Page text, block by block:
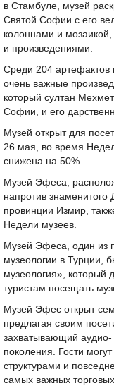
в Стамбуле, музей
Святой Софии с его
колоннами и
и произведениями.
Среди 204 артефактов
очень важные
который султан
Софии, и его
Музей открыт для
26 мая, во время
снижена на 50%.
Музей Эфеса,
напротив знаменитого
провинции Измир,
Недели музеев.
Музей Эфеса, один из
музеологии в Турции,
музеология», который
туристам посещать
Музей Эфес открыт
предлагая своим
захватывающий аудио-
поколения. Гости
структурами и
самых важных